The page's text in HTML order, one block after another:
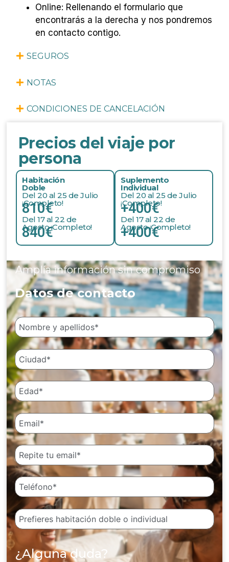
Online: Rellenando el formulario que
encontrarás a la derecha y nos pondremos
en contacto contigo.
SEGUROS
NOTAS
CONDICIONES DE CANCELACIÓN
Precios del viaje por
persona
Habitación
Doble
Del 20 al 25 de Julio
¡Completo!
810€
Del 17 al 22 de
Agosto ¡Completo!
840€
Suplemento
Individual
Del 20 al 25 de Julio
¡Completo!
+400€
Del 17 al 22 de
Agosto ¡Completo!
+400€
Amplía información sin compromiso
Datos de contacto
¿Alguna duda?